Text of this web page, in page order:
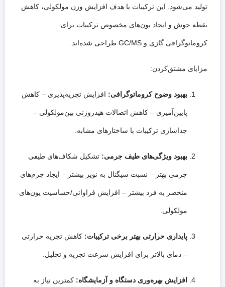
تولید می‌شود. این ترکیبات با هدف افزایش وزن مولکولی، کاهش
نقطه جوش و ایجاد یون‌های مخصوص ترکیبات برای
کروماتوگرافی گازی و GC/MS طراحی شده‌اند.
مزایای مشتق‌کردن:
بهبود وضوح کروماتوگرافی: افزایش تجزیه‌پذیری – کاهش
پایین‌آمیزی – کاهش اتصالات هیدروژنی بین‌مولکولی –
جداسازی ترکیبات با ساختارهای مشابه.
بهبود ویژگی‌های طیف جرمی: تشکیل شکاف‌های طیفی
جرمی بهتر – نسبت سیگنال به نویز بیشتر – ایجاد جرم‌های
منحصر به فرد بیشتر – افزایش فراوانی/حساسیت یون‌های
مولکولی.
پایداری حرارتی بهتر برخی ترکیبات: کاهش تجزیه حرارتی
– دمای بالاتر برای افزایش سرعت تجزیه و تحلیل.
افزایش بهره‌وری دستگاه و آزمایشگاه: کمترین نیاز به